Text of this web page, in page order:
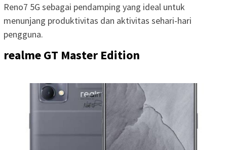
Reno7 5G sebagai pendamping yang ideal untuk
menunjang produktivitas dan aktivitas sehari-hari
pengguna.
realme GT Master Edition